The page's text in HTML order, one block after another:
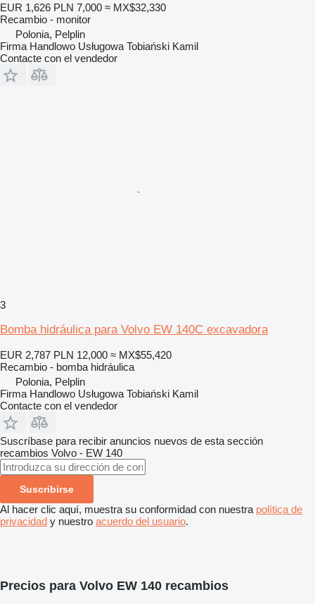
EUR 1,626 PLN 7,000 ≈ MX$32,330
Recambio - monitor
Polonia, Pelplin
Firma Handlowo Usługowa Tobiański Kamil
Contacte con el vendedor
3
Bomba hidráulica para Volvo EW 140C excavadora
EUR 2,787 PLN 12,000 ≈ MX$55,420
Recambio - bomba hidráulica
Polonia, Pelplin
Firma Handlowo Usługowa Tobiański Kamil
Contacte con el vendedor
Suscríbase para recibir anuncios nuevos de esta sección
recambios Volvo - EW 140
Suscribirse
Al hacer clic aquí, muestra su conformidad con nuestra política de
privacidad y nuestro acuerdo del usuario.
Precios para Volvo EW 140 recambios